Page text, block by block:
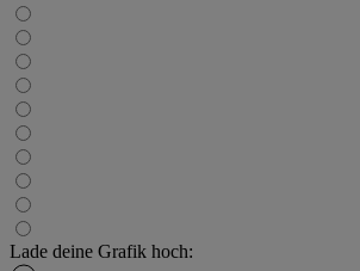
Lade deine Grafik hoch: